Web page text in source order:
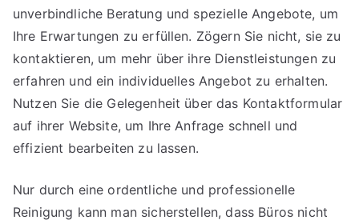
unverbindliche Beratung und spezielle Angebote, um
Ihre Erwartungen zu erfüllen. Zögern Sie nicht, sie zu
kontaktieren, um mehr über ihre Dienstleistungen zu
erfahren und ein individuelles Angebot zu erhalten.
Nutzen Sie die Gelegenheit über das Kontaktformular
auf ihrer Website, um Ihre Anfrage schnell und
effizient bearbeiten zu lassen.
Nur durch eine ordentliche und professionelle
Reinigung kann man sicherstellen, dass Büros nicht